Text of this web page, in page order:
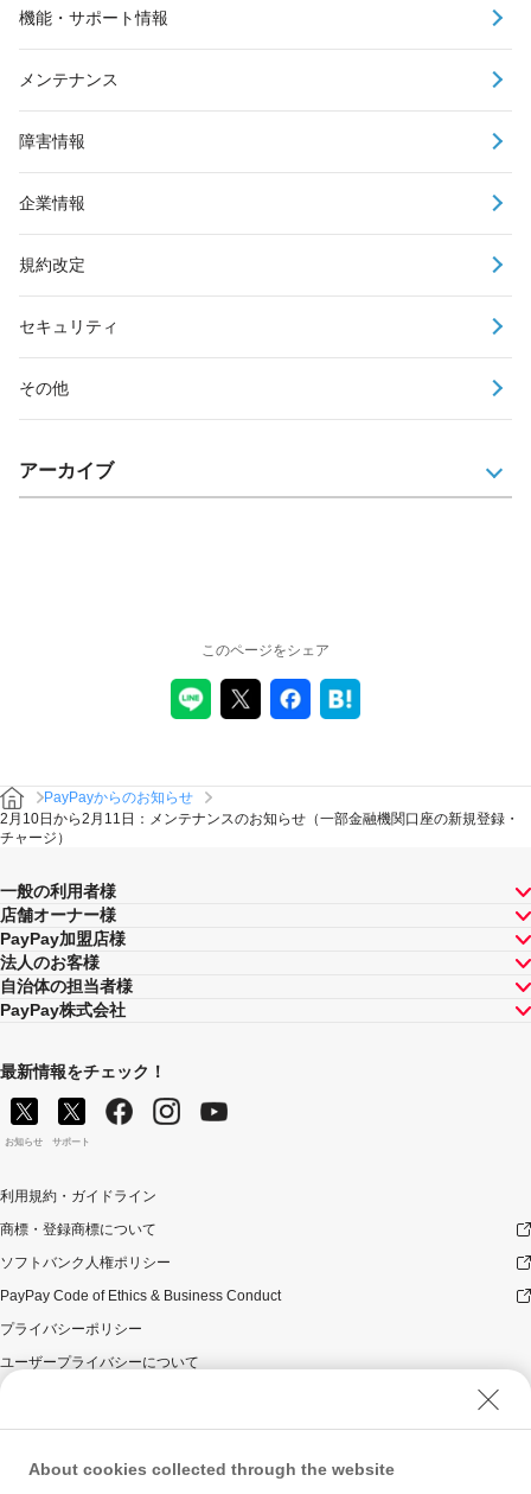
機能・サポート情報
メンテナンス
障害情報
企業情報
規約改定
セキュリティ
その他
アーカイブ
このページをシェア
PayPayからのお知らせ
2月10日から2月11日：メンテナンスのお知らせ（一部金融機関口座の新規登録・
チャージ）
一般の利用者様
店舗オーナー様
PayPay加盟店様
法人のお客様
自治体の担当者様
PayPay株式会社
最新情報をチェック！
お知らせ サポート
利用規約・ガイドライン
商標・登録商標について
ソフトバンク人権ポリシー
PayPay Code of Ethics & Business Conduct
プライバシーポリシー
ユーザープライバシーについて
ウェブサイト利用規約
反社会的勢力に対する方針
About cookies collected through the website